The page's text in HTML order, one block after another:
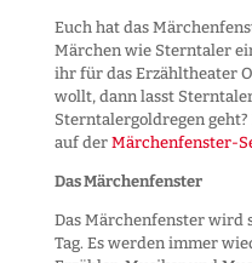
Euch hat das
Märchen wie Sterntaler
ihr für das Erzähltheater
wollt, dann lasst
Sterntalergoldregen
auf der Märchenfenster-
Das Märchenfenster
Das Märchenfenster wird
Tag. Es werden immer